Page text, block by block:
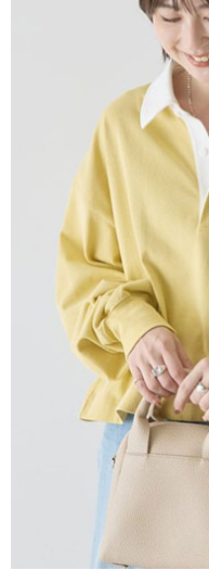
1.分期款項不併入電信帳單，
2.透過簡訊連結打開帳單後，
帳／街口支付／iPASS MONEY
【注意事項】
1.本服務係由「台灣大哥大股
用戶於交易時，得透過本服務
買賣價金債權讓與本公司後，
2.基於同意付款使用「大哥付
資料（包含姓名、電話或地址
由本公司與您本人進行分期帳
3.完整用戶服務條款，請詳閱以
【「AFTEE先享後付」結帳流
１．於結帳方式選擇「AFTEE
結帳頁面，進行簡訊認證並確
２．訂單成立數日內，您將收
３．收到繳費通知簡訊後14天
ATM／網路銀行／等多元方式
※ 請注意：結帳手續完成當下
購買商品的店家。未經商家同
後付繳納相關費用。
※ 交易是否成功請以「AFTEE
是否繳費成功／繳費後需取消
客戶支援中心」 https://
【注意事項】
１．透過由恩沛科技股份有限
易，需依本服務之必要範圍內
權轉讓予恩沛科技股份有限公司
２．關於個人資料處理事宜，
https://aftee.tw/terms/#terms3
３．未成年的使用者請事先徵
「AFTEE先享後付」，若未經
４．使用「AFTEE先享後付」
時審查核予不同之上限額度；
５．嚴禁一人註冊多個帳號或
恩沛科技股份有限公司將有權
每筆NT$60，滿NT$388(含
每筆NT$60，滿NT$388(含
萊爾富取貨付款
每筆NT$60，滿NT$888(含
萊爾富純取貨
每筆NT$60，滿NT$888(含
7-11取貨付款
每筆NT$60，滿NT$888(含
7-11純取貨
每筆NT$60，滿NT$888(含
每筆NT$90，滿NT$888(含